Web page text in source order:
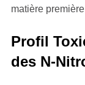
matière
Profil
des N-